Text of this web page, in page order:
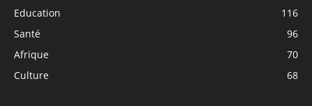
Education
116
Santé
96
Afrique
70
Culture
68